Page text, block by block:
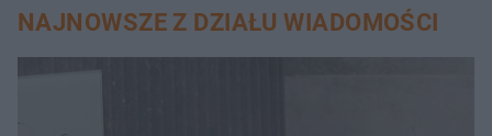
NAJNOWSZE Z DZIAŁU WIADOMOŚCI